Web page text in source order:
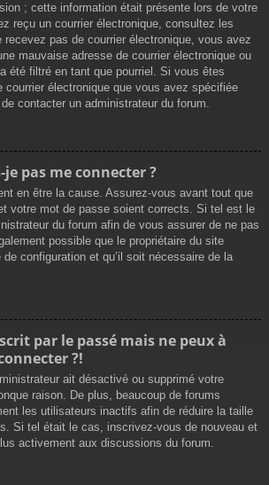
; cette information était présente lors de votre
reçu un courrier électronique, consultez les
pas de courrier électronique, vous avez
mauvaise adresse de courrier électronique ou
été filtré en tant que pourriel. Si vous êtes
courrier électronique que vous avez spécifiée
contacter un administrateur du forum.
pas me connecter ?
en être la cause. Assurez-vous avant tout que
votre mot de passe soient corrects. Si tel est le
du forum afin de vous assurer de ne pas
possible que le propriétaire du site
configuration et qu’il soit nécessaire de la
par le passé mais ne peux à
?!
ait désactivé ou supprimé votre
raison. De plus, beaucoup de forums
les utilisateurs inactifs afin de réduire la taille
Si tel était le cas, inscrivez-vous de nouveau et
activement aux discussions du forum.